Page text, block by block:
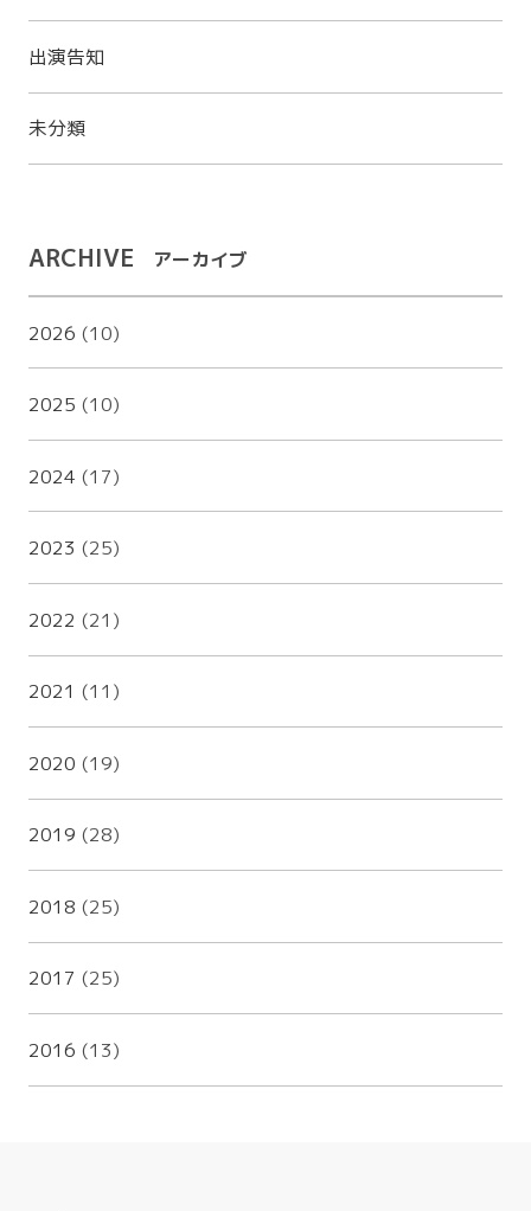
出演告知
未分類
ARCHIVE アーカイブ
2026 (10)
2025 (10)
2024 (17)
2023 (25)
2022 (21)
2021 (11)
2020 (19)
2019 (28)
2018 (25)
2017 (25)
2016 (13)